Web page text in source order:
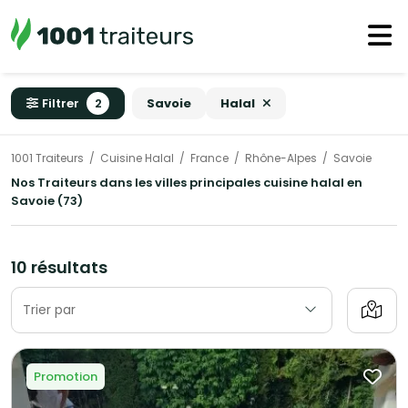
Filtrer 2 Savoie Halal
1001 Traiteurs Cuisine Halal France Rhône-Alpes Savoie
Nos Traiteurs dans les villes principales cuisine halal en
Savoie (73)
10 résultats
Trier par
Promotion